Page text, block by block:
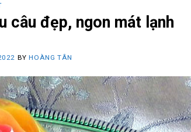
câu đẹp, ngon mát lạnh
BYHOÀNG TÂN